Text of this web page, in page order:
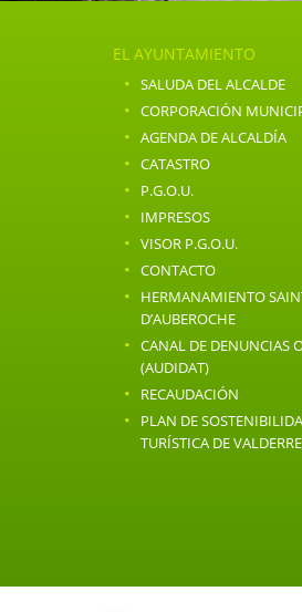
EL AYUNTAMIENTO
· SALUDA DEL ALCALDE
· CORPORACIÓN
· AGENDA DE ALCALDÍA
· CATASTRO
· P.G.O.U.
· IMPRESOS
· VISOR P.G.O.U.
· CONTACTO
·
HERMANAMIENTO
D’AUBEROCHE
· CANAL DE DENUNCIAS
(AUDIDAT)
· RECAUDACIÓN
·
PLAN DE
TURÍSTICA DE